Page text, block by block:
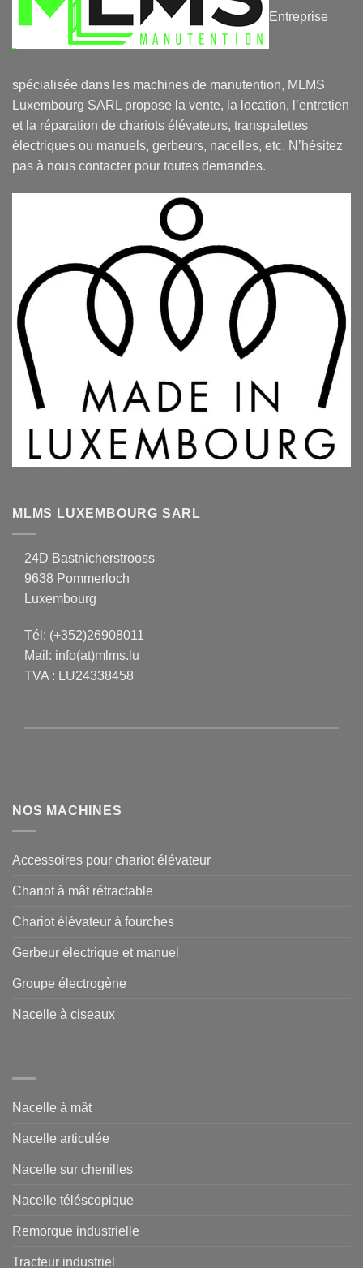
Entreprise
spécialisée dans les machines de manutention, MLMS
Luxembourg SARL propose la vente, la location, l’entretien
et la réparation de chariots élévateurs, transpalettes
électriques ou manuels, gerbeurs, nacelles, etc. N’hésitez
pas à nous contacter pour toutes demandes.
MLMS LUXEMBOURG SARL
24D Bastnicherstrooss
9638 Pommerloch
Luxembourg
Tél: (+352)26908011
Mail: info(at)mlms.lu
TVA : LU24338458
NOS MACHINES
Accessoires pour chariot élévateur
Chariot à mât rétractable
Chariot élévateur à fourches
Gerbeur électrique et manuel
Groupe électrogène
Nacelle à ciseaux
Nacelle à mât
Nacelle articulée
Nacelle sur chenilles
Nacelle téléscopique
Remorque industrielle
Tracteur industriel